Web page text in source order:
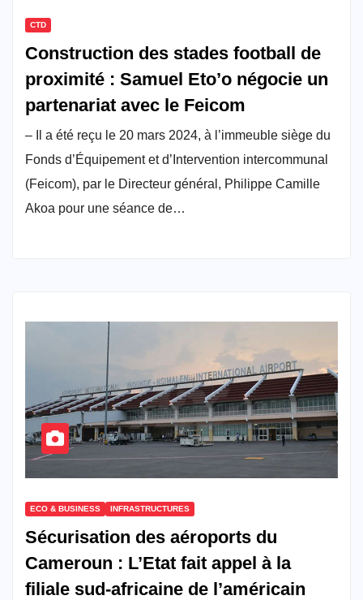
CTD
Construction des stades football de
proximité : Samuel Eto’o négocie un
partenariat avec le Feicom
– Il a été reçu le 20 mars 2024, à l’immeuble siège du
Fonds d’Équipement et d’Intervention intercommunal
(Feicom), par le Directeur général, Philippe Camille
Akoa pour une séance de…
ECO & BUSINESS INFRASTRUCTURES
Sécurisation des aéroports du
Cameroun : L’Etat fait appel à la
filiale sud-africaine de l’américain